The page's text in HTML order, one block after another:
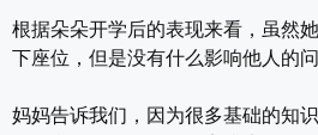
根据朵朵开学后的表现来看，虽然
下座位，但是没有什么影响他人的问
妈妈告诉我们，因为很多基础的知